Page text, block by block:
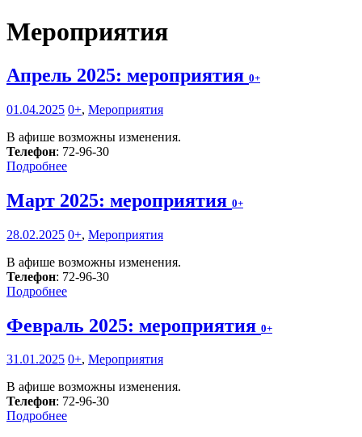
Мероприятия
Апрель 2025: мероприятия 0+
01.04.2025 0+, Мероприятия
В афише возможны изменения.
Телефон: 72-96-30
Подробнее
Март 2025: мероприятия 0+
28.02.2025 0+, Мероприятия
В афише возможны изменения.
Телефон: 72-96-30
Подробнее
Февраль 2025: мероприятия 0+
31.01.2025 0+, Мероприятия
В афише возможны изменения.
Телефон: 72-96-30
Подробнее